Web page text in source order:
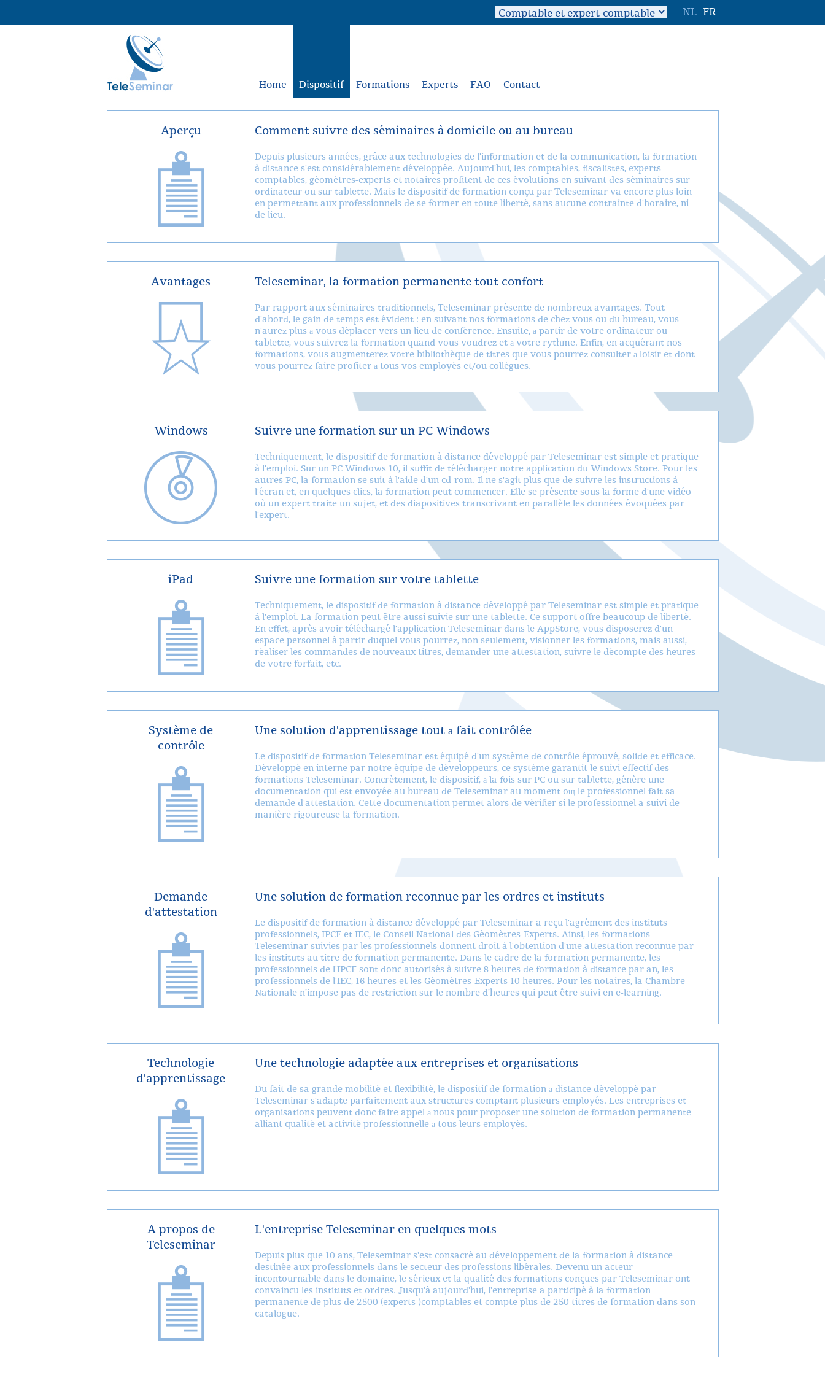
NL FR
Home Dispositif Formations Experts FAQ Contact
Aperçu Comment suivre des séminaires à domicile ou au bureau
Depuis plusieurs années, grâce aux technologies de l'information et de la communication, la formation
à distance s'est considérablement développée. Aujourd'hui, les comptables, fiscalistes, experts-
comptables, géomètres-experts et notaires profitent de ces évolutions en suivant des séminaires sur
ordinateur ou sur tablette. Mais le dispositif de formation conçu par Teleseminar va encore plus loin
en permettant aux professionnels de se former en toute liberté, sans aucune contrainte d'horaire, ni
de lieu.
Avantages Teleseminar, la formation permanente tout confort
Par rapport aux séminaires traditionnels, Teleseminar présente de nombreux avantages. Tout
d'abord, le gain de temps est évident : en suivant nos formations de chez vous ou du bureau, vous
n'aurez plus а vous déplacer vers un lieu de conférence. Ensuite, а partir de votre ordinateur ou
tablette, vous suivrez la formation quand vous voudrez et а votre rythme. Enfin, en acquérant nos
formations, vous augmenterez votre bibliothèque de titres que vous pourrez consulter а loisir et dont
vous pourrez faire profiter а tous vos employés et/ou collègues.
Windows Suivre une formation sur un PC Windows
Techniquement, le dispositif de formation à distance développé par Teleseminar est simple et pratique
à l'emploi. Sur un PC Windows 10, il suffit de télécharger notre application du Windows Store. Pour les
autres PC, la formation se suit à l'aide d'un cd-rom. Il ne s'agit plus que de suivre les instructions à
l'écran et, en quelques clics, la formation peut commencer. Elle se présente sous la forme d'une vidéo
où un expert traite un sujet, et des diapositives transcrivant en parallèle les données évoquées par
l'expert.
iPad Suivre une formation sur votre tablette
Techniquement, le dispositif de formation à distance développé par Teleseminar est simple et pratique
à l'emploi. La formation peut être aussi suivie sur une tablette. Ce support offre beaucoup de liberté.
En effet, après avoir téléchargé l'application Teleseminar dans le AppStore, vous disposerez d'un
espace personnel à partir duquel vous pourrez, non seulement, visionner les formations, mais aussi,
réaliser les commandes de nouveaux titres, demander une attestation, suivre le décompte des heures
de votre forfait, etc.
Système de
contrôle
Une solution d'apprentissage tout а fait contrôlée
Le dispositif de formation Teleseminar est équipé d'un système de contrôle éprouvé, solide et efficace.
Développé en interne par notre équipe de développeurs, ce système garantit le suivi effectif des
formations Teleseminar. Concrètement, le dispositif, а la fois sur PC ou sur tablette, génère une
documentation qui est envoyée au bureau de Teleseminar au moment oщ le professionnel fait sa
demande d'attestation. Cette documentation permet alors de vérifier si le professionnel a suivi de
manière rigoureuse la formation.
Demande
d'attestation
Une solution de formation reconnue par les ordres et instituts
Le dispositif de formation à distance développé par Teleseminar a reçu l'agrément des instituts
professionnels, IPCF et IEC, le Conseil National des Géomètres-Experts. Ainsi, les formations
Teleseminar suivies par les professionnels donnent droit à l'obtention d'une attestation reconnue par
les instituts au titre de formation permanente. Dans le cadre de la formation permanente, les
professionnels de l'IPCF sont donc autorisés à suivre 8 heures de formation à distance par an, les
professionnels de l'IEC, 16 heures et les Géomètres-Experts 10 heures. Pour les notaires, la Chambre
Nationale n’impose pas de restriction sur le nombre d’heures qui peut être suivi en e-learning.
Technologie
d'apprentissage
Une technologie adaptée aux entreprises et organisations
Du fait de sa grande mobilité et flexibilité, le dispositif de formation а distance développé par
Teleseminar s'adapte parfaitement aux structures comptant plusieurs employés. Les entreprises et
organisations peuvent donc faire appel а nous pour proposer une solution de formation permanente
alliant qualité et activité professionnelle а tous leurs employés.
A propos de
Teleseminar
L'entreprise Teleseminar en quelques mots
Depuis plus que 10 ans, Teleseminar s'est consacré au développement de la formation à distance
destinée aux professionnels dans le secteur des professions libérales. Devenu un acteur
incontournable dans le domaine, le sérieux et la qualité des formations conçues par Teleseminar ont
convaincu les instituts et ordres. Jusqu'à aujourd'hui, l'entreprise a participé à la formation
permanente de plus de 2500 (experts-)comptables et compte plus de 250 titres de formation dans son
catalogue.